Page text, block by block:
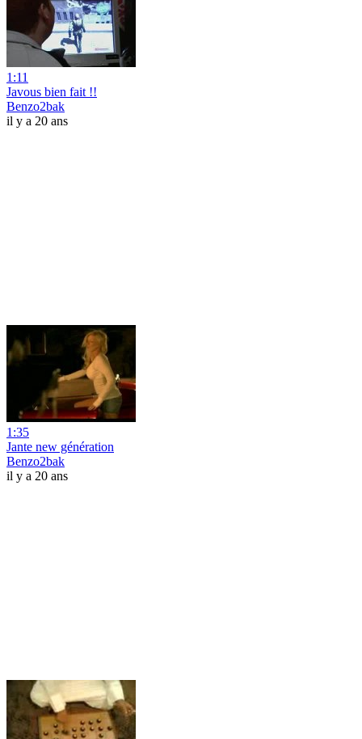
1:11
Javous bien fait !!
Benzo2bak
il y a 20 ans
1:35
Jante new génération
Benzo2bak
il y a 20 ans